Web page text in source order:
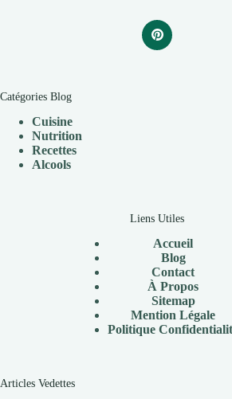
Catégories Blog
Cuisine
Nutrition
Recettes
Alcools
Liens Utiles
Accueil
Blog
Contact
À Propos
Sitemap
Mention Légale
Politique
Articles Vedettes